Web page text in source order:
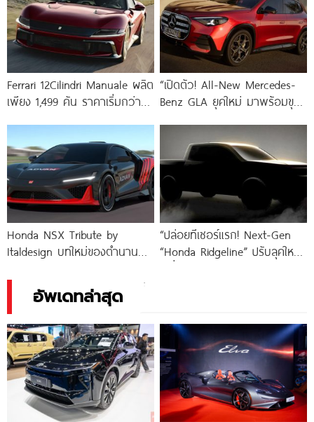
Ferrari 12Cilindri Manuale ผลิต
เพียง 1,499 คัน ราคาเริ่มกว่า
เกลี้ยง
“เปิดตัว! All-New Mercedes-
Benz GLA ยุคใหม่ มาพร้อมขุม
Honda NSX Tribute by
Italdesign บทใหม่ของตำนานที่
“ปล่อยทีเซอร์แรก! Next-Gen
“Honda Ridgeline” ปรับลุคใหม่
อัพเดทล่าสุด